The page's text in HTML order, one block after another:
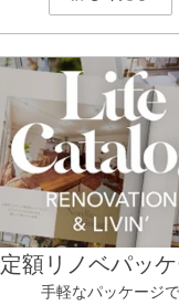
定額リノベパッ
手軽なパッケージで